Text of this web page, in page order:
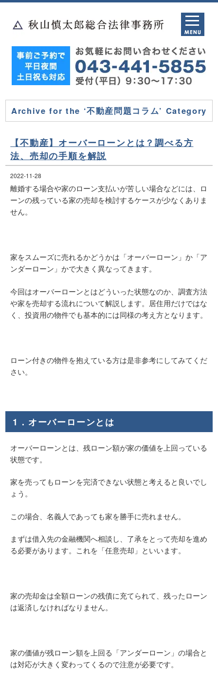
Archive for the ‘不動産問題コラム’ Category
【不動産】オーバーローンとは？調べる方
法、売却の手順を解説
2022-11-28
離婚する場合や家のローン支払いが苦しい場合などには、ロ
ーンの残っている家の売却を検討するケースが少なくありま
せん。
家をスムーズに売れるかどうかは「オーバーローン」か「ア
ンダーローン」かで大きく異なってきます。
今回はオーバーローンとはどういった状態なのか、調査方法
や家を売却する流れについて解説します。居住用だけではな
く、投資用の物件でも基本的には同様の考え方となります。
ローン付きの物件を抱えている方は是非参考にしてみてくだ
さい。
1．オーバーローンとは
オーバーローンとは、残ローン額が家の価値を上回っている
状態です。
家を売ってもローンを完済できない状態と考えると良いでし
ょう。
この場合、名義人であっても家を勝手に売れません。
まずは借入先の金融機関へ相談し、了承をとって売却を進め
る必要があります。これを「任意売却」といいます。
家の売却金は全額ローンの残債に充てられて、残ったローン
は返済しなければなりません。
家の価値が残ローン額を上回る「アンダーローン」の場合と
は対応が大きく変わってくるので注意が必要です。